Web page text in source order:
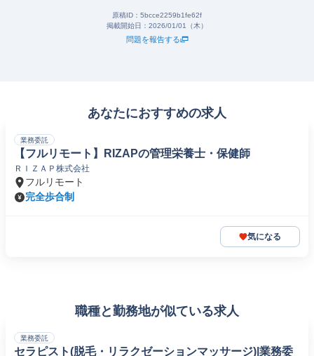
原稿ID： 5bcce2259b1fe62f
掲載開始日： 2026/01/01（木）
問題を報告する
あなたにおすすめの求人
業務委託
【フルリモート】RIZAPの管理栄養士・保健師
ＲＩＺＡＰ株式会社
フルリモート
完全歩合制
気になる
職種と勤務地が似ている求人
業務委託
セラピスト(脱毛・リラクゼーションマッサージ)|業務委